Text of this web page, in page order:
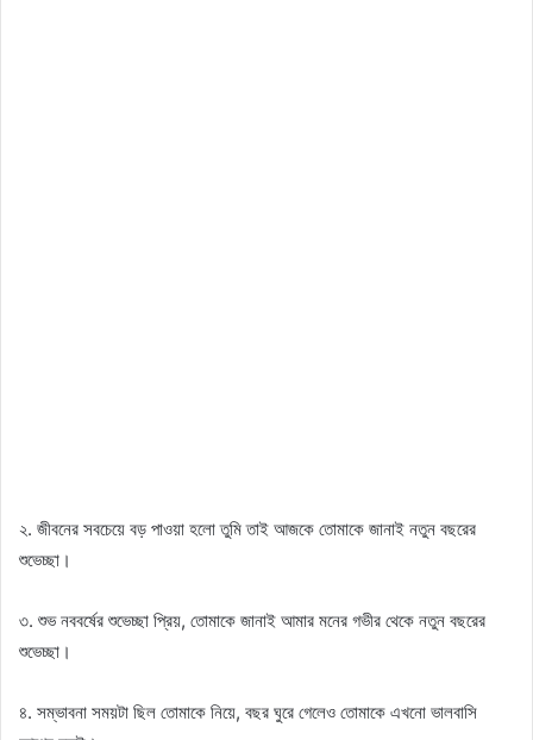
২. জীবনের সবচেয়ে বড় পাওয়া হলো তুমি তাই আজকে তোমাকে জানাই নতুন বছরের
শুভেচ্ছা।
৩. শুভ নববর্ষের শুভেচ্ছা প্রিয়, তোমাকে জানাই আমার মনের গভীর থেকে নতুন বছরের
শুভেচ্ছা।
৪. সম্ভাবনা সময়টা ছিল তোমাকে নিয়ে, বছর ঘুরে গেলেও তোমাকে এখনো ভালবাসি